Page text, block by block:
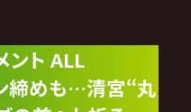
ト ALL
締めも…清宮“丸